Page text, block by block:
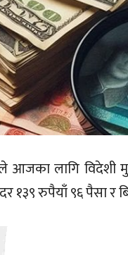
आजका लागि विदेशी
रुपैयाँ ९६ पैसा र